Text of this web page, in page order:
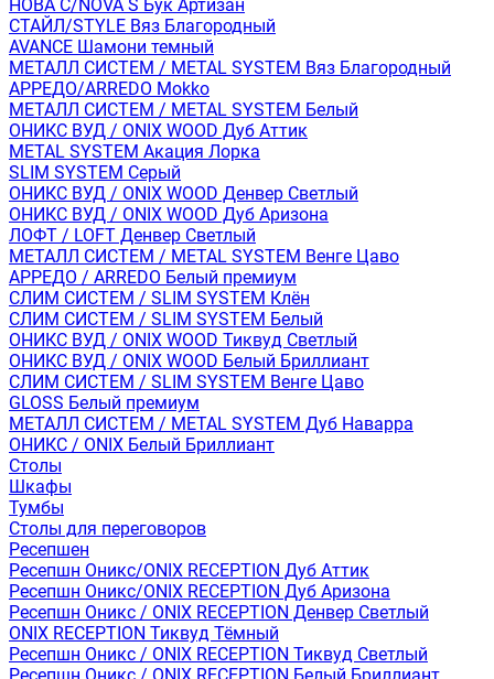
НОВА С/NOVA S Бук Артизан
СТАЙЛ/STYLE Вяз Благородный
AVANCE Шамони темный
МЕТАЛЛ СИСТЕМ / METAL SYSTEM Вяз Благородный
АРРЕДО/ARREDO Mokko
МЕТАЛЛ СИСТЕМ / METAL SYSTEM Белый
ОНИКС ВУД / ONIX WOOD Дуб Аттик
METAL SYSTEM Акация Лорка
SLIM SYSTEM Серый
ОНИКС ВУД / ONIX WOOD Денвер Светлый
ОНИКС ВУД / ONIX WOOD Дуб Аризона
ЛОФТ / LOFT Денвер Светлый
МЕТАЛЛ СИСТЕМ / METAL SYSTEM Венге Цаво
АРРЕДО / ARREDO Белый премиум
СЛИМ СИСТЕМ / SLIM SYSTEM Клён
СЛИМ СИСТЕМ / SLIM SYSTEM Белый
ОНИКС ВУД / ONIX WOOD Тиквуд Светлый
ОНИКС ВУД / ONIX WOOD Белый Бриллиант
СЛИМ СИСТЕМ / SLIM SYSTEM Венге Цаво
GLOSS Белый премиум
МЕТАЛЛ СИСТЕМ / METAL SYSTEM Дуб Наварра
ОНИКС / ONIX Белый Бриллиант
Столы
Шкафы
Тумбы
Столы для переговоров
Ресепшен
Ресепшн Оникс/ONIX RECEPTION Дуб Аттик
Ресепшн Оникс/ONIX RECEPTION Дуб Аризона
Ресепшн Оникс / ONIX RECEPTION Денвер Светлый
ONIX RECEPTION Тиквуд Тёмный
Ресепшн Оникс / ONIX RECEPTION Тиквуд Светлый